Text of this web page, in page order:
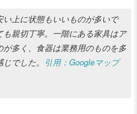
上に状態もいいものが多いで
も親切丁寧。一階にある家具はア
が多く、食器は業務用のものを多
でした。 引用：Googleマップ